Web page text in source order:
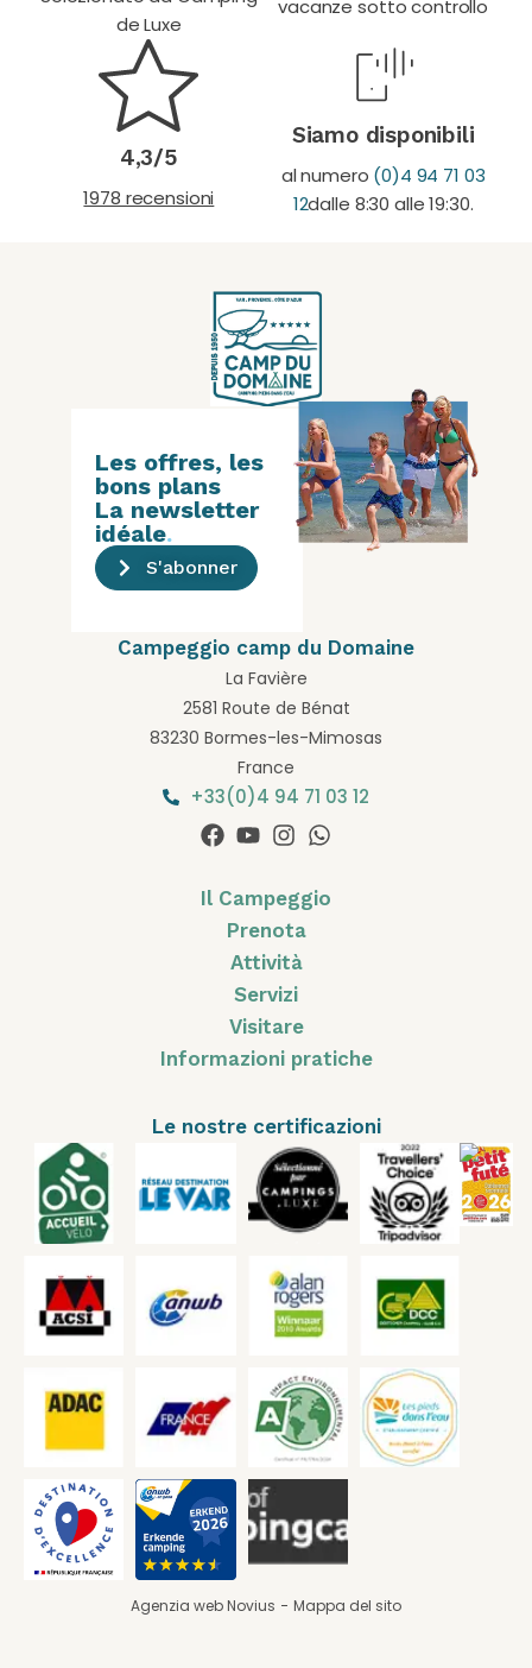
de Luxe
vacanze sotto controllo
4,3/5
1978 recensioni
Siamo disponibili
al numero (0)4 94 71 03
12dalle 8:30 alle 19:30.
Campeggio camp du Domaine
La Favière
2581 Route de Bénat
83230 Bormes-les-Mimosas
France
+33(0)4 94 71 03 12
Les offres, les
bons plans
La newsletter
idéale.
S'abonner
Il Campeggio
Prenota
Attività
Servizi
Visitare
Informazioni pratiche
Le nostre certificazioni
Agenzia web Novius Mappa del sito